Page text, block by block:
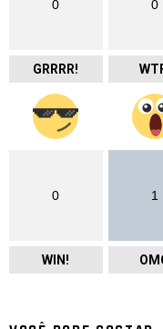
0
GRRRR!
0
0
WIN!
1